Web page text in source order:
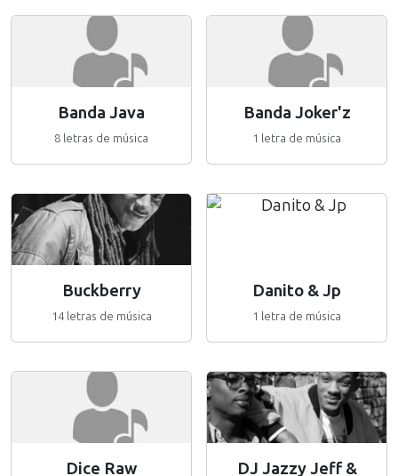
Banda Java
8 letras de música
Banda Joker'z
1 letra de música
Buckberry
14 letras de música
Danito & Jp
1 letra de música
Dice Raw
DJ Jazzy Jeff &